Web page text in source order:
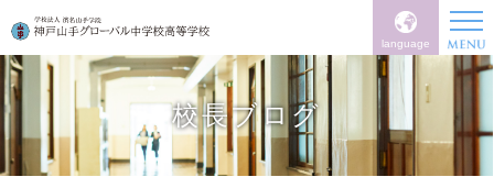
language
校長ブログ